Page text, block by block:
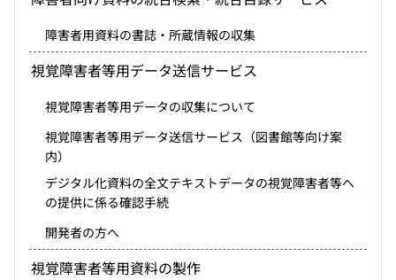
障害者用資料の書誌・所蔵情報の収集
視覚障害者等用データ送信サービス
視覚障害者等用データの収集について
視覚障害者等用データ送信サービス（図書館等向け案
内）
デジタル化資料の全文テキストデータの視覚障害者等へ
の提供に係る確認手続
開発者の方へ
視覚障害者等用資料の製作